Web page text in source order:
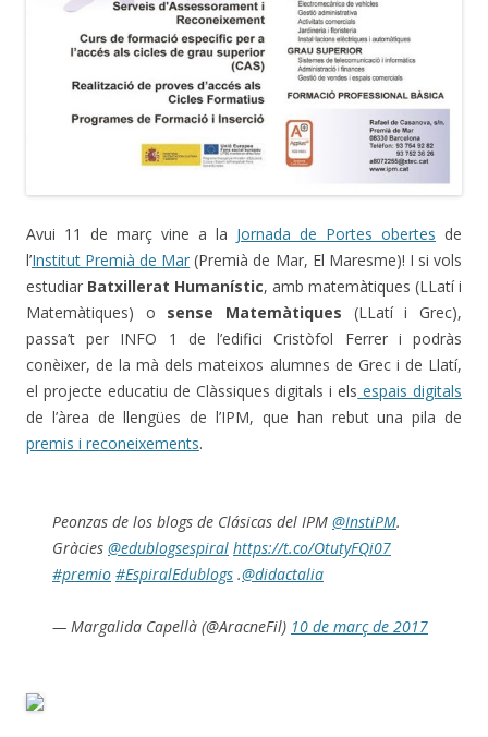
Avui 11 de març vine a la Jornada de Portes obertes de
l’Institut Premià de Mar (Premià de Mar, El Maresme)! I si vols
estudiar Batxillerat Humanístic, amb matemàtiques (LLatí i
Matemàtiques) o sense Matemàtiques (LLatí i Grec),
passa’t per INFO 1 de l’edifici Cristòfol Ferrer i podràs
conèixer, de la mà dels mateixos alumnes de Grec i de Llatí,
el projecte educatiu de Clàssiques digitals i els espais digitals
de l’àrea de llengües de l’IPM, que han rebut una pila de
premis i reconeixements.
Peonzas de los blogs de Clásicas del IPM @InstiPM.
Gràcies @edublogsespiral https://t.co/OtutyFQi07
#premio #EspiralEdublogs .@didactalia
— Margalida Capellà (@AracneFil) 10 de març de 2017